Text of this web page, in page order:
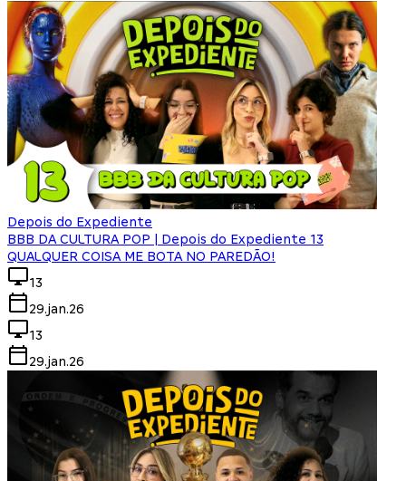
Depois do Expediente
BBB DA CULTURA POP | Depois do Expediente 13
QUALQUER COISA ME BOTA NO PAREDÃO!
13
29.jan.26
13
29.jan.26